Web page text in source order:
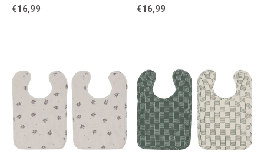
€16,99
€16,99